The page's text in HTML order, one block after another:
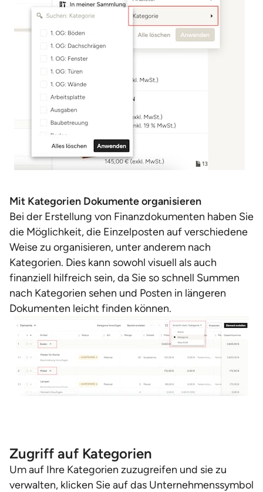
Mit Kategorien Dokumente organisieren
Bei der Erstellung von Finanzdokumenten haben Sie
die Möglichkeit, die Einzelposten auf verschiedene
Weise zu organisieren, unter anderem nach
Kategorien. Dies kann sowohl visuell als auch
finanziell hilfreich sein, da Sie so schnell Summen
nach Kategorien sehen und Posten in längeren
Dokumenten leicht finden können.
Zugriff auf Kategorien
Um auf Ihre Kategorien zuzugreifen und sie zu
verwalten, klicken Sie auf das Unternehmenssymbol